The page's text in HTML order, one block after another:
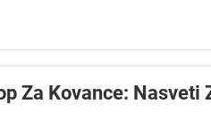
Za Kovance: Nasveti